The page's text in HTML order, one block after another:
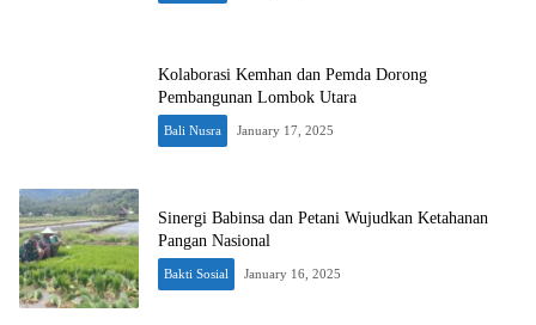
Kolaborasi Kemhan dan Pemda Dorong
Pembangunan Lombok Utara
Bali Nusra January 17, 2025
Sinergi Babinsa dan Petani Wujudkan Ketahanan
Pangan Nasional
Bakti Sosial January 16, 2025